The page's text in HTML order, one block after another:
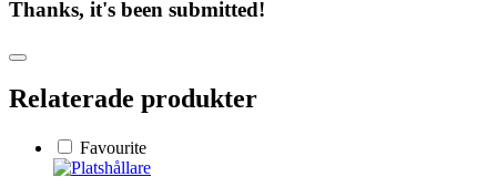
Thanks, it's been submitted!
Relaterade produkter
Favourite